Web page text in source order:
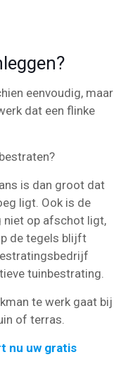
eenvoudig, maar
dat een flinke
is dan groot dat
ligt. Ook is de
niet op afschot ligt,
de tegels blijft
tuinbestrating.
te werk gaat bij
of terras.
nu uw gratis